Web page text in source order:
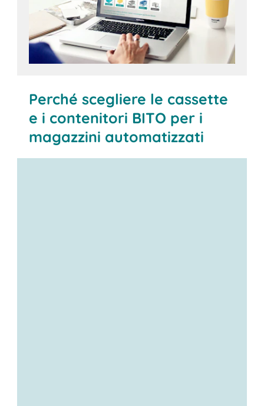
Perché scegliere le cassette
e i contenitori BITO per i
magazzini automatizzati